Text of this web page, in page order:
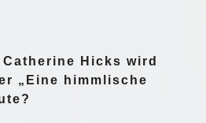
Catherine Hicks wird
„Eine himmlische